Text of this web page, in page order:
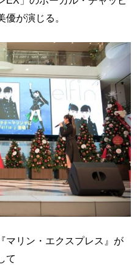
が演じる。
マリン・エクスプレス』が
て